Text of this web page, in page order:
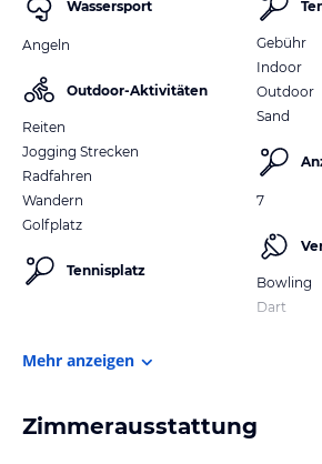
Wassersport
Angeln
Outdoor-Aktivitäten
Reiten
Jogging Strecken
Radfahren
Wandern
Golfplatz
Tennisplatz
Gebühr
Indoor
Outdoor
Sand
7
Bowling
Dart
Mehr anzeigen
Zimmerausstattung